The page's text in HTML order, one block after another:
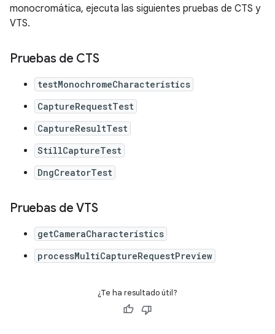
monocromática, ejecuta las siguientes pruebas de CTS y
VTS.
Pruebas de CTS
testMonochromeCharacteristics
CaptureRequestTest
CaptureResultTest
StillCaptureTest
DngCreatorTest
Pruebas de VTS
getCameraCharacteristics
processMultiCaptureRequestPreview
¿Te ha resultado útil?